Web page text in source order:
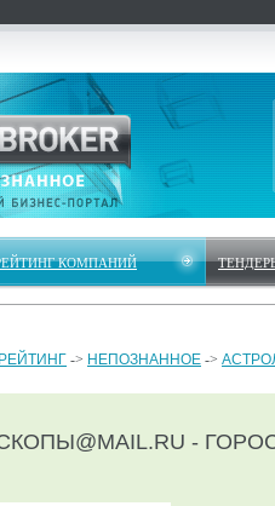
КОМПАНИЙ
РЕЙТИНГ -> НЕПОЗНАННОЕ ->
-